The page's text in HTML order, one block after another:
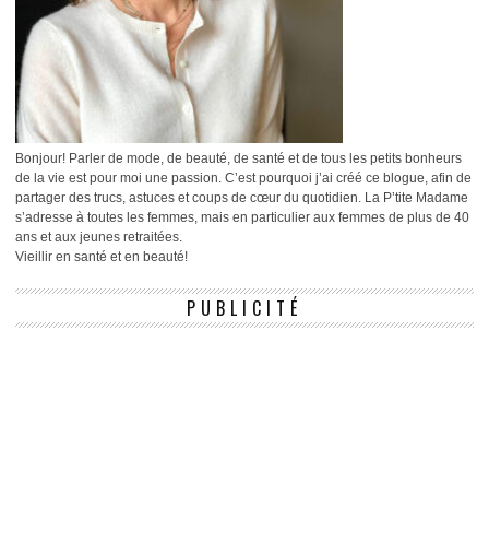
Bonjour! Parler de mode, de beauté, de santé et de tous les petits bonheurs
de la vie est pour moi une passion. C’est pourquoi j’ai créé ce blogue, afin de
partager des trucs, astuces et coups de cœur du quotidien. La P’tite Madame
s’adresse à toutes les femmes, mais en particulier aux femmes de plus de 40
ans et aux jeunes retraitées.
Vieillir en santé et en beauté!
PUBLICITÉ